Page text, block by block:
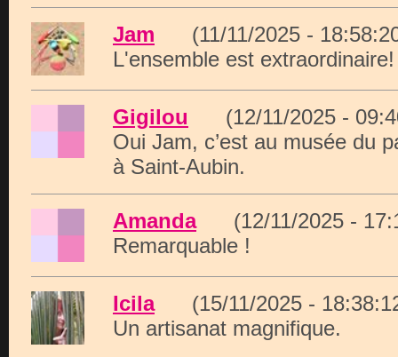
Jam (11/11/2025 -
L'ensemble est
Gigilou (12/11/2025 -
Oui Jam, c’est au musée du
à Saint-Aubin.
Amanda(12/11/2025 -
Remarquable !
Icila(15/11/2025 -
Un artisanat magnifique.